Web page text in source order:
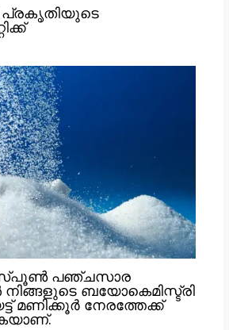
പ്രകൃതിയുടെ
സ്പൂൺ പഞ്ചസാര
ബയോകെമിസ്ട്രി
മണിക്കൂർ നേരത്തേക്ക്